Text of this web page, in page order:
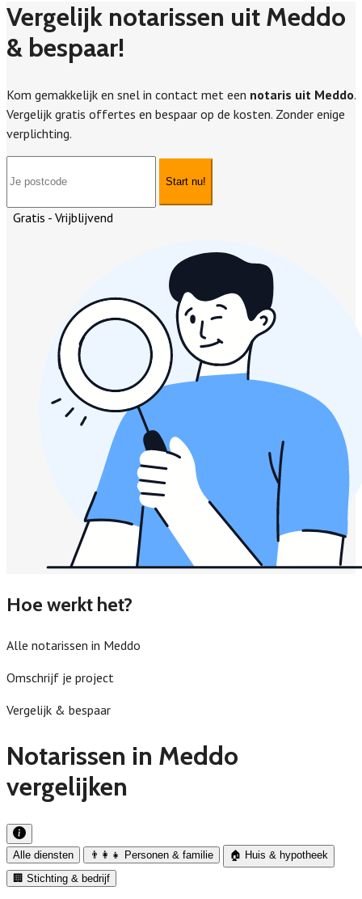
Vergelijk notarissen uit Meddo
& bespaar!
Kom gemakkelijk en snel in contact met een notaris uit Meddo.
Vergelijk gratis offertes en bespaar op de kosten. Zonder enige
verplichting.
Start nu!
Gratis - Vrijblijvend
Hoe werkt het?
Alle notarissen in Meddo
Omschrijf je project
Vergelijk & bespaar
Notarissen in Meddo
vergelijken
Alle diensten 👨‍👩‍👧 Personen & familie
🏠 Huis & hypotheek
🏢 Stichting & bedrijf